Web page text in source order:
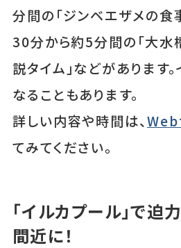
分間の「ジンベエザメの食
30分から約5分間の「大水
説タイム」などがあります
なることもあります。
詳しい内容や時間は、Web
てみてください。
「イルカプール」で迫
間近に！